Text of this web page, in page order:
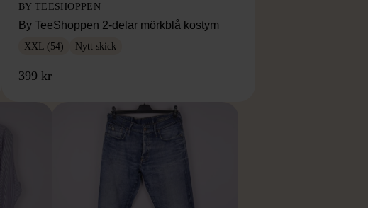
BY TEESHOPPEN
By TeeShoppen 2-delar mörkblå kostym
XXL (54) Nytt skick
399 kr